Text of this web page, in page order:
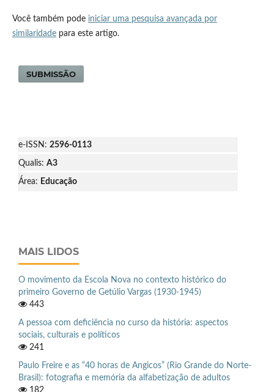
Você também pode iniciar uma pesquisa avançada por
similaridadepara este artigo.
SUBMISSÃO
e-ISSN: 2596-0113
Qualis: A3
Área: Educação
MAIS LIDOS
O movimento da Escola Nova no contexto histórico do
primeiro Governo de Getúlio Vargas (1930-1945)
443
A pessoa com deficiência no curso da história: aspectos
sociais, culturais e políticos
241
Paulo Freire e as “40 horas de Angicos” (Rio Grande do Norte-
Brasil): fotografia e memória da alfabetização de adultos
182